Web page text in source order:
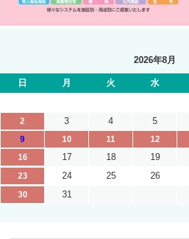
2026年8月
日 月 火 水
2
3 4 5
9
10 11 12
16
17 18 19
23
24 25 26
30
31